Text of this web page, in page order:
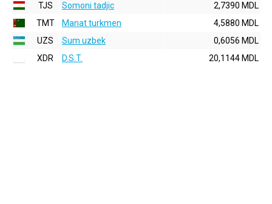
TJS
Somoni tadjic
2,7390 MDL
TMT
Manat turkmen
4,5880 MDL
UZS
Sum uzbek
0,6056 MDL
XDR
D.S.T. 20,1144 MDL